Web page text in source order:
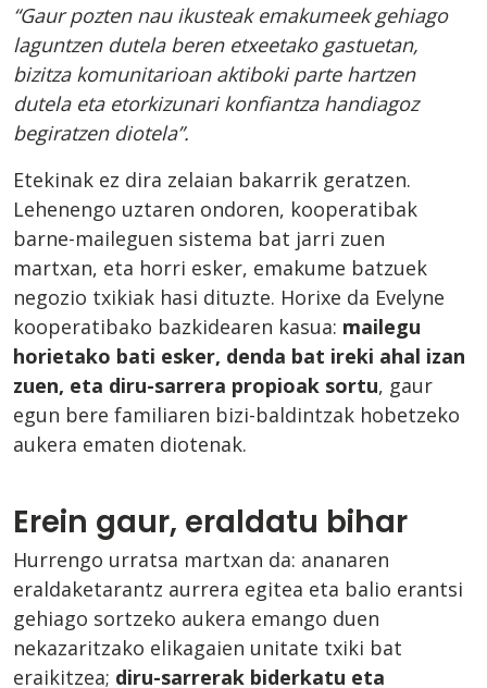
“Gaur pozten nau ikusteak emakumeek gehiago
laguntzen dutela beren etxeetako gastuetan,
bizitza komunitarioan aktiboki parte hartzen
dutela eta etorkizunari konfiantza handiagoz
begiratzen diotela”.
Etekinak ez dira zelaian bakarrik geratzen.
Lehenengo uztaren ondoren, kooperatibak
barne-maileguen sistema bat jarri zuen
martxan, eta horri esker, emakume batzuek
negozio txikiak hasi dituzte. Horixe da Evelyne
kooperatibako bazkidearen kasua: mailegu
horietako bati esker, denda bat ireki ahal izan
zuen, eta diru-sarrera propioak sortu, gaur
egun bere familiaren bizi-baldintzak hobetzeko
aukera ematen diotenak.
Erein gaur, eraldatu bihar
Hurrengo urratsa martxan da: ananaren
eraldaketarantz aurrera egitea eta balio erantsi
gehiago sortzeko aukera emango duen
nekazaritzako elikagaien unitate txiki bat
eraikitzea; diru-sarrerak biderkatu eta